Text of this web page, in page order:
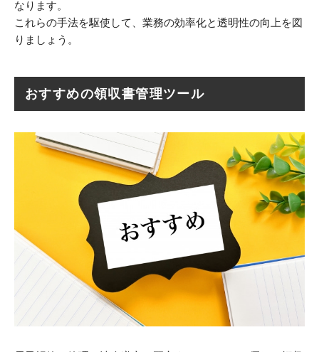
なります。
これらの手法を駆使して、業務の効率化と透明性の向上を図
りましょう。
おすすめの領収書管理ツール